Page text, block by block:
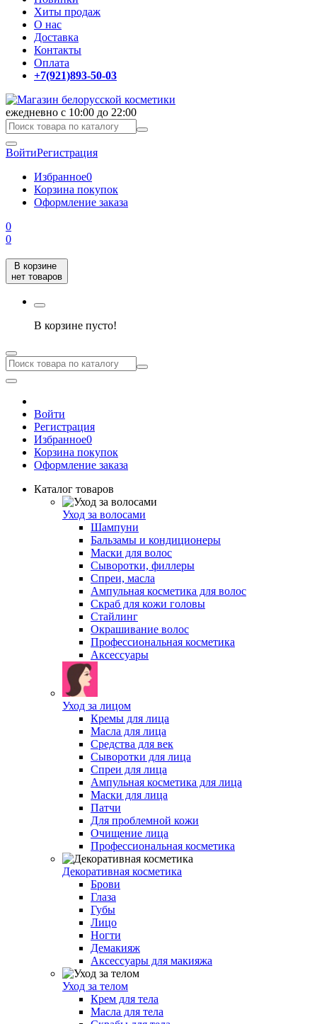
Хиты продаж
О нас
Доставка
Контакты
Оплата
+7(921)893-50-03
ежедневно с 10:00 до 22:00
ВойтиРегистрация
Избранное0
Корзина покупок
Оформление заказа
0
0
В корзине
нет товаров
В корзине пусто!
Войти
Регистрация
Избранное0
Корзина покупок
Оформление заказа
Каталог товаров
Уход за волосами
Шампуни
Бальзамы и кондиционеры
Маски для волос
Сыворотки, филлеры
Спреи, масла
Ампульная косметика для волос
Скраб для кожи головы
Стайлинг
Окрашивание волос
Профессиональная косметика
Аксессуары
Уход за лицом
Кремы для лица
Масла для лица
Средства для век
Сыворотки для лица
Спреи для лица
Ампульная косметика для лица
Маски для лица
Патчи
Для проблемной кожи
Очищение лица
Профессиональная косметика
Декоративная косметика
Брови
Глаза
Губы
Лицо
Ногти
Демакияж
Аксессуары для макияжа
Уход за телом
Крем для тела
Масла для тела